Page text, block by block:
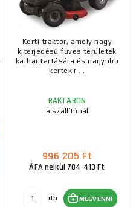
Kerti traktor, amely nagy
kiterjedésű füves területek
karbantartására és nagyobb
kertek r ...
RAKTÁRON
a szállítónál
996 205 Ft
ÁFA nélkül 784 413 Ft
db MEGVENNI